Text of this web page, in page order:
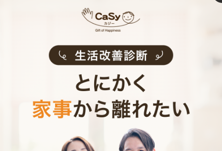
きめ細やかなサービス
選考をクリアし、研修を修了したキャストがサ
やかなサービスで、健やかな生活をサポートし
ます。
お掃除代行のサービス内容
お掃除代行のサービス料金